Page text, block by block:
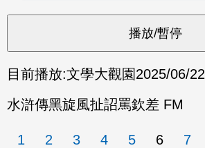
目前播放:文學大觀園2025/06/22
水滸傳黑旋風扯詔罵欽差 FM
1 2 3 4 5 6 7